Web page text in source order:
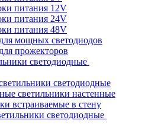
питания 12V
питания 24V
питания 48V
мощных светодиодов
прожекторов
светодиодные
светодиодные
светильники настенные
встраиваемые в стену
светодиодные